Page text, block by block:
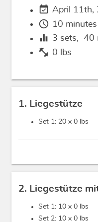
event_available April 11th,
schedule 10 minutes
equalizer 3 sets, 40
fitness_center 0 lbs
1. Liegestütze
Set 1: 20 x 0 lbs
2. Liegestütze
Set 1: 10 x 0 lbs
Set 2: 10 x 0 lbs